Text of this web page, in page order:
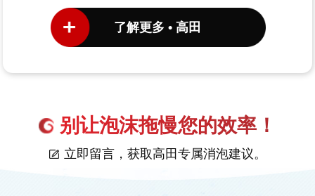
了解更多 • 高田
别让泡沫拖慢您的效率！
立即留言，获取高田专属消泡建议。